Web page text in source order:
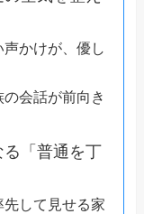
かけが、優し
会話が前向き
「普通を丁
して見せる家